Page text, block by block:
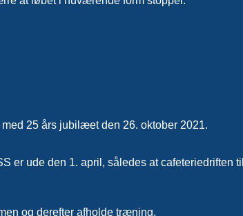
25 års jubilæet den 26. oktober 2021.
er ude den 1. april, således at cafeteriedriften
og derefter afholde træning.